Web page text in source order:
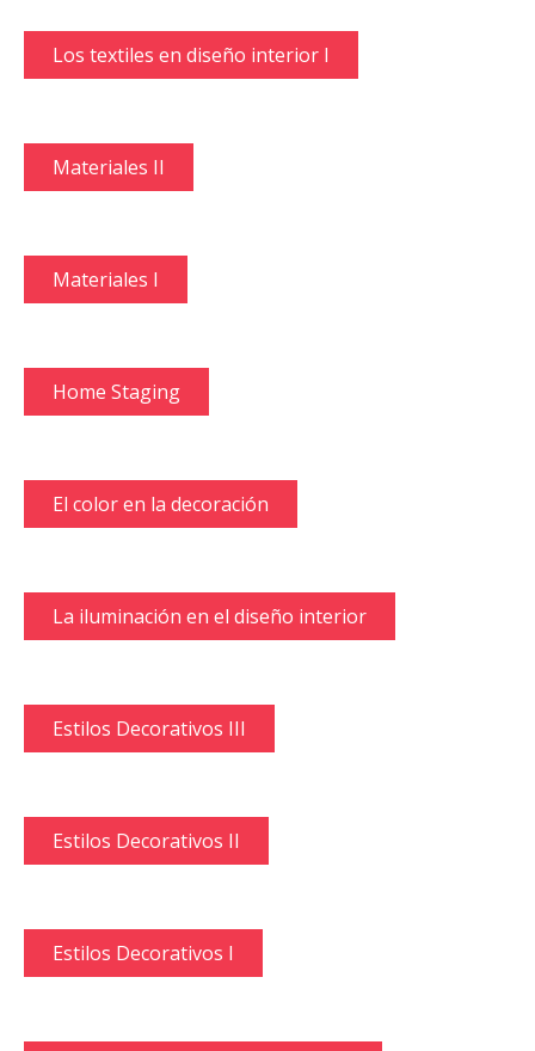
Los textiles en diseño interior I
Materiales II
Materiales I
Home Staging
El color en la decoración
La iluminación en el diseño interior
Estilos Decorativos III
Estilos Decorativos II
Estilos Decorativos I